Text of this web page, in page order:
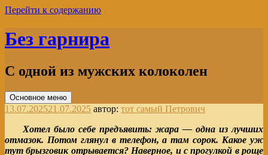
Перейти к содержанию
Без гарнира
С одной из мужских колоколен
Основное меню
13.07.202521.07.2025 автор: тот самый Петрович
Хотел было себе предъявить: жара — одна из лучших
отмазок. Потом глянул в телефон, а там сорок. Какое уж
тут брызговик отрывается? Наверное, и с прогулкой в роще